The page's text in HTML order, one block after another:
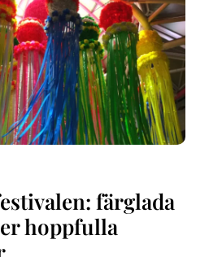
färglada
hoppfulla